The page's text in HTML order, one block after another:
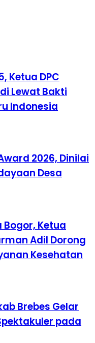
Ketua DPC
Lewat Bakti
Indonesia
2026, Dinilai
Desa
Bogor, Ketua
Adil Dorong
Kesehatan
Brebes Gelar
pada